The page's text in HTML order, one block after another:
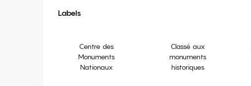
Offres de prestations
Labels
Labels
Centre des
Monuments
Nationaux
Classé aux
monuments
historiques